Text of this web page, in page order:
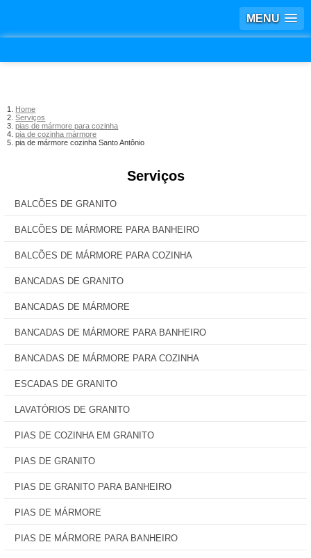
MENU
Home
Serviços
pias de mármore para cozinha
pia de cozinha mármore
pia de mármore cozinha Santo Antônio
Serviços
BALCÕES DE GRANITO
BALCÕES DE MÁRMORE PARA BANHEIRO
BALCÕES DE MÁRMORE PARA COZINHA
BANCADAS DE GRANITO
BANCADAS DE MÁRMORE
BANCADAS DE MÁRMORE PARA BANHEIRO
BANCADAS DE MÁRMORE PARA COZINHA
ESCADAS DE GRANITO
LAVATÓRIOS DE GRANITO
PIAS DE COZINHA EM GRANITO
PIAS DE GRANITO
PIAS DE GRANITO PARA BANHEIRO
PIAS DE MÁRMORE
PIAS DE MÁRMORE PARA BANHEIRO